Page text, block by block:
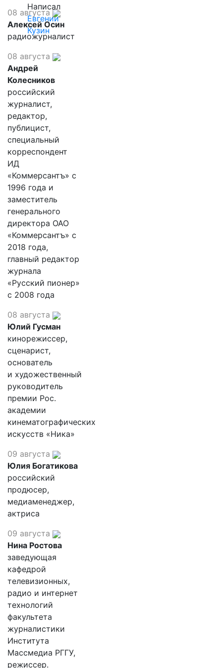
Написал
Евгений
Кузин
08 августа
Алексей Осин
радиожурналист
08 августа
Андрей
Колесников
российский
журналист,
редактор,
публицист,
специальный
корреспондент
ИД
«Коммерсантъ» с
1996 года и
заместитель
генерального
директора ОАО
«Коммерсантъ» с
2018 года,
главный редактор
журнала
«Русский пионер»
с 2008 года
08 августа
Юлий Гусман
кинорежиссер,
сценарист,
основатель
и художественный
руководитель
премии Рос.
академии
кинематографических
искусств «Ника»
09 августа
Юлия Богатикова
российский
продюсер,
медиаменеджер,
актриса
09 августа
Нина Ростова
заведующая
кафедрой
телевизионных,
радио и интернет
технологий
факультета
журналистики
Института
Массмедиа РГГУ,
режиссер.